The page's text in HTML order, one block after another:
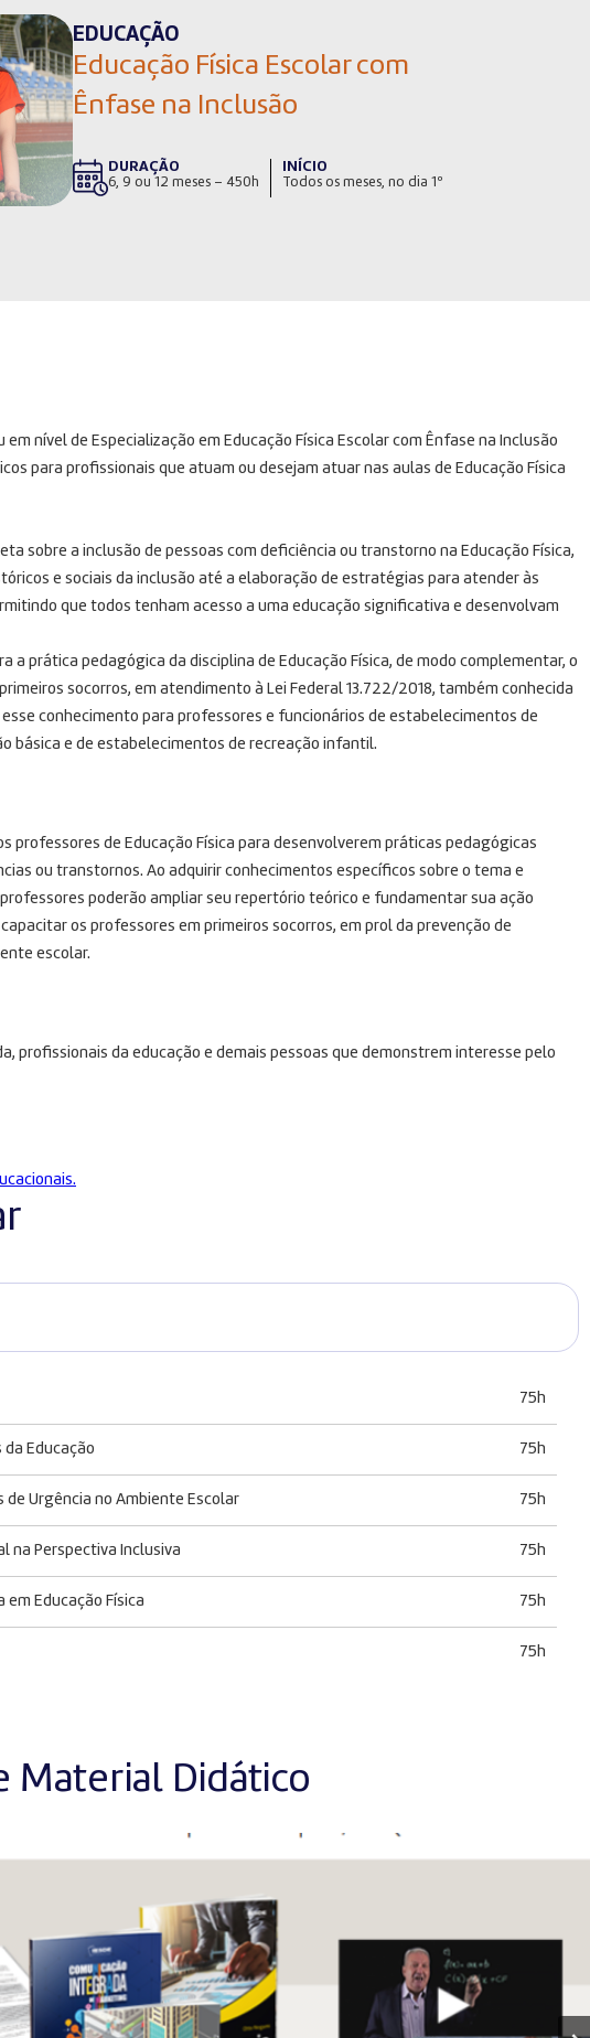
EDUCAÇÃO
Educação Física Escolar com
Ênfase na Inclusão
DURAÇÃO
6, 9 ou 12 meses – 450h
INÍCIO
Todos os meses, no dia 1º
nível de Especialização em Educação Física Escolar com Ênfase na Inclusão
para profissionais que atuam ou desejam atuar nas aulas de Educação Física
sobre a inclusão de pessoas com deficiência ou transtorno na Educação Física,
e sociais da inclusão até a elaboração de estratégias para atender às
que todos tenham acesso a uma educação significativa e desenvolvam
a prática pedagógica da disciplina de Educação Física, de modo complementar, o
socorros, em atendimento à Lei Federal 13.722/2018, também conhecida
conhecimento para professores e funcionários de estabelecimentos de
básica e de estabelecimentos de recreação infantil.
professores de Educação Física para desenvolverem práticas pedagógicas
ou transtornos. Ao adquirir conhecimentos específicos sobre o tema e
poderão ampliar seu repertório teórico e fundamentar sua ação
os professores em primeiros socorros, em prol da prevenção de
escolar.
profissionais da educação e demais pessoas que demonstrem interesse pelo
75h
da Educação 75h
de Urgência no Ambiente Escolar 75h
na Perspectiva Inclusiva 75h
em Educação Física 75h
75h
Material Didático